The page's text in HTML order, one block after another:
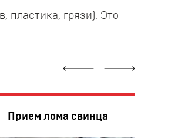
пластика, грязи). Это
Прием лома свинца